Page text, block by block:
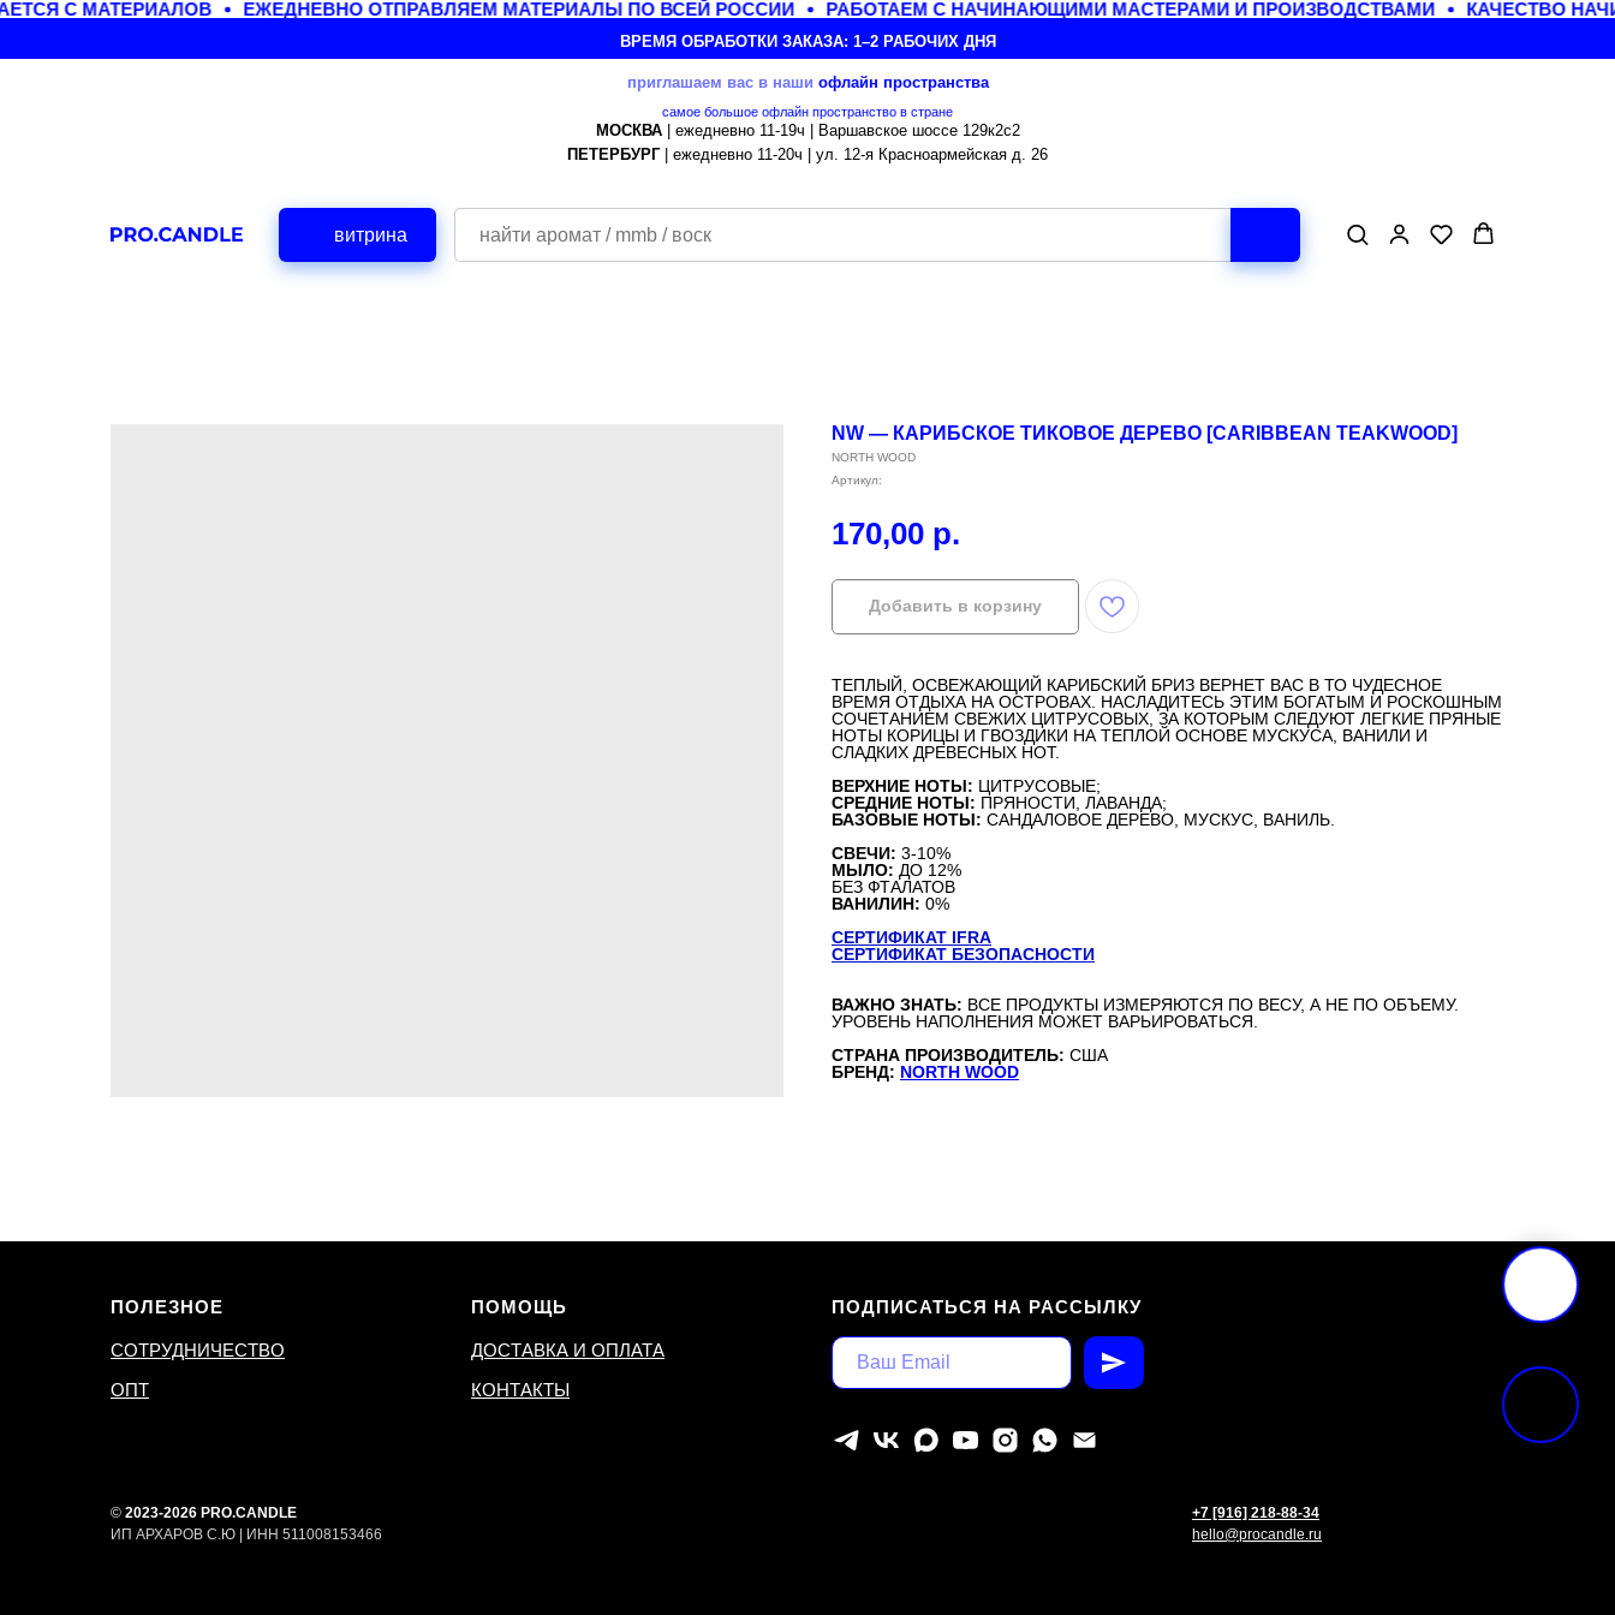
С МАТЕРИАЛОВ ЕЖЕДНЕВНО ОТПРАВЛЯЕМ МАТЕРИАЛЫ ПО ВСЕЙ РОССИИ РАБОТАЕМ С НАЧИНАЮЩИМИ МАСТЕРАМИ И ПРОИЗВОДСТВАМИ КАЧЕСТВО
ВРЕМЯ ОБРАБОТКИ ЗАКАЗА: 1–2 РАБОЧИХ ДНЯ
приглашаем вас в наши офлайн пространства
самое большое офлайн пространство в стране
МОСКВА| ежедневно 11-19ч | Варшавское шоссе 129к2с2
ПЕТЕРБУРГ| ежедневно 11-20ч | ул. 12-я Красноармейская д. 26
витрина
NW — КАРИБСКОЕ ТИКОВОЕ ДЕРЕВО [CARIBBEAN TEAKWOOD]
NORTH WOOD
Артикул:
170,00 р.
Добавить в корзину
ТЕПЛЫЙ, ОСВЕЖАЮЩИЙ КАРИБСКИЙ БРИЗ ВЕРНЕТ ВАС В ТО ЧУДЕСНОЕ
ВРЕМЯ ОТДЫХА НА ОСТРОВАХ. НАСЛАДИТЕСЬ ЭТИМ БОГАТЫМ И РОСКОШНЫМ
СОЧЕТАНИЕМ СВЕЖИХ ЦИТРУСОВЫХ, ЗА КОТОРЫМ СЛЕДУЮТ ЛЕГКИЕ ПРЯНЫЕ
НОТЫ КОРИЦЫ И ГВОЗДИКИ НА ТЕПЛОЙ ОСНОВЕ МУСКУСА, ВАНИЛИ И
СЛАДКИХ ДРЕВЕСНЫХ НОТ.
ВЕРХНИЕ НОТЫ: ЦИТРУСОВЫЕ;
СРЕДНИЕ НОТЫ: ПРЯНОСТИ, ЛАВАНДА;
БАЗОВЫЕ НОТЫ: САНДАЛОВОЕ ДЕРЕВО, МУСКУС, ВАНИЛЬ.
СВЕЧИ: 3-10%
МЫЛО: ДО 12%
БЕЗ ФТАЛАТОВ
ВАНИЛИН: 0%
СЕРТИФИКАТ IFRA
СЕРТИФИКАТ БЕЗОПАСНОСТИ
ВАЖНО ЗНАТЬ: ВСЕ ПРОДУКТЫ ИЗМЕРЯЮТСЯ ПО ВЕСУ, А НЕ ПО ОБЪЕМУ.
УРОВЕНЬ НАПОЛНЕНИЯ МОЖЕТ ВАРЬИРОВАТЬСЯ.
СТРАНА ПРОИЗВОДИТЕЛЬ: США
БРЕНД: NORTH WOOD
ПОЛЕЗНОЕ
СОТРУДНИЧЕСТВО
ОПТ
ПОМОЩЬ
ДОСТАВКА И ОПЛАТА
КОНТАКТЫ
ПОДПИСАТЬСЯ НА РАССЫЛКУ
© 2023-2026 PRO.CANDLE
ИП АРХАРОВ С.Ю | ИНН 511008153466
+7 [916] 218-88-34
hello@procandle.ru